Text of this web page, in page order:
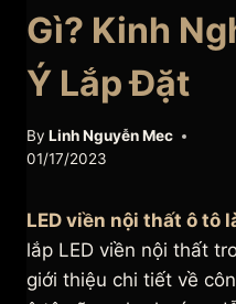
Gì? Kinh
Ý Lắp Đặt
By Linh Nguyễn Mec
01/17/2023
LED viền nội thất ô tô
lắp LED viền nội thất
giới thiệu chi tiết về